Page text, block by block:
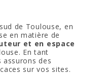
de Toulouse, en
en matière de
et en espace
En tant
assurons des
sur vos sites.